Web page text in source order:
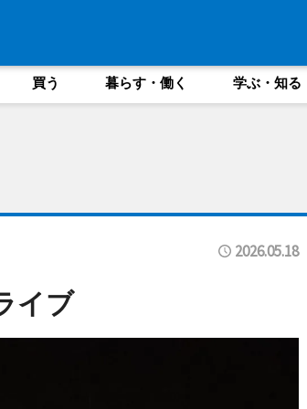
買う 暮らす・働く 学ぶ・知る
2026.05.18
イブ